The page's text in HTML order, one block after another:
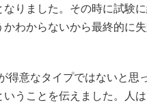
りました。その時に試験
わからないから最終的に
意なタイプではないと思
うことを伝えました。人